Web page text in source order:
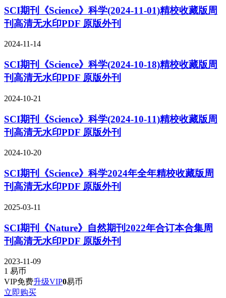
SCI期刊《Science》科学(2024-11-01)精校收藏版周
刊高清无水印PDF 原版外刊
2024-11-14
SCI期刊《Science》科学(2024-10-18)精校收藏版周
刊高清无水印PDF 原版外刊
2024-10-21
SCI期刊《Science》科学(2024-10-11)精校收藏版周
刊高清无水印PDF 原版外刊
2024-10-20
SCI期刊《Science》科学2024年全年精校收藏版周
刊高清无水印PDF 原版外刊
2025-03-11
SCI期刊《Nature》自然期刊2022年合订本合集周
刊高清无水印PDF 原版外刊
2023-11-09
1 易币
VIP免费升级VIP0易币
立即购买